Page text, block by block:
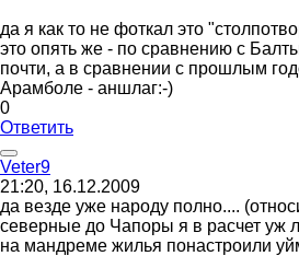
да я как то не фоткал это
это опять же - по сравнению с
почти, а в сравнении с прошлым
Арамболе - аншлаг:-)
0
Ответить
Veter9
21:20, 16.12.2009
да везде уже народу полно....
северные до Чапоры я в расчет уж
на мандреме жилья понастроили